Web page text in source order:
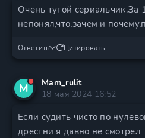
Очень тугой сериальчик.За
непонял,что,зачем и
Ответить Цитировать
M
Mam_rulit
18 мая 2024 16:52
Если судить чисто по
дрестни я давно не смотрел